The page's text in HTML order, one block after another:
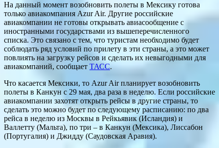
На данный момент возобновить полеты в Мексику готова
только авиакомпания Azur Air. Другие российские
авиакомпании не готовы открывать авиасообщение с
иностранными государствами из вышеперечисленного
списка. Это связано с тем, что туристам необходимо будет
соблюдать ряд условий по прилету в эти страны, а это может
повлиять на загрузку рейсов и сделать их невыгодными для
авиакомпаний, сообщает ТАСС.
Что касается Мексики, то Azur Air планирует возобновить
полеты в Канкун с 29 мая, два раза в неделю. Если российские
авиакомпании захотят открыть рейсы в другие страны, то
сделать это можно будет по следующему расписанию: по два
рейса в неделю из Москвы в Рейкьявик (Исландия) и
Валлетту (Мальта), по три – в Канкун (Мексика), Лиссабон
(Португалия) и Джидду (Саудовская Аравия).